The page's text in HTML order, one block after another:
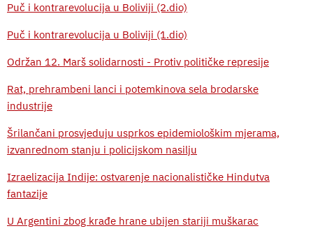
Puč i kontrarevolucija u Boliviji (2.dio)
Puč i kontrarevolucija u Boliviji (1.dio)
Održan 12. Marš solidarnosti - Protiv političke represije
Rat, prehrambeni lanci i potemkinova sela brodarske
industrije
Šrilančani prosvjeduju usprkos epidemiološkim mjerama,
izvanrednom stanju i policijskom nasilju
Izraelizacija Indije: ostvarenje nacionalističke Hindutva
fantazije
U Argentini zbog krađe hrane ubijen stariji muškarac